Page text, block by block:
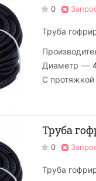
0
Труба
Диаметр —
С протяжкой
Труба
0
Труба